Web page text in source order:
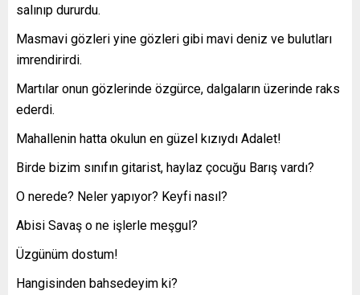
salınıp dururdu.
Masmavi gözleri yine gözleri gibi mavi deniz ve bulutları
imrendirirdi.
Martılar onun gözlerinde özgürce, dalgaların üzerinde raks
ederdi.
Mahallenin hatta okulun en güzel kızıydı Adalet!
Birde bizim sınıfın gitarist, haylaz çocuğu Barış vardı?
O nerede? Neler yapıyor? Keyfi nasıl?
Abisi Savaş o ne işlerle meşgul?
Üzgünüm dostum!
Hangisinden bahsedeyim ki?